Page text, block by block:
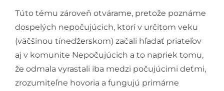
Túto tému zároveň otvárame, pretože poznáme
dospelých nepočujúcich, ktorí v určitom veku
(väčšinou tínedžerskom) začali hľadať priateľov
aj v komunite Nepočujúcich a to napriek tomu,
že odmala vyrastali iba medzi počujúcimi deťmi,
zrozumiteľne hovoria a fungujú primárne